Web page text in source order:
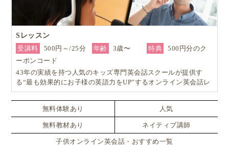
Sレッスン
受講料
500円～/25分 年齢 3歳〜 特典
500円分のク
ーポンコード
43年の実績を持つ人気のキッズ専門英会話スクールが提供す
る“最も効果的にお子様の英語力をUP”するオンライン英会話レ
ッスン！
無料体験あり 人気
無料教材あり ネイティブ講師
子供オンライン英会話・おすすめ一覧